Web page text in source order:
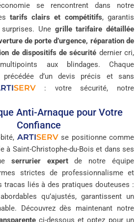
se rencontrent dans notre
tarifs clairs et compétitifs, garantis
Une grille tarifaire détaillée
de porte d’urgence, réparation de
de dispositifs de sécurité dernier cri,
aux blindages. Chaque
d’un devis précis et sans
SERV: votre sécurité, notre
Anti-Arnaque pour Votre
Confiance
ARTISERVse positionne comme
à Saint-Christophe-du-Bois et dans ses
serrurier expertde notre équipe
strictes de professionnalisme et
tracas liés à des pratiques douteuses :
qu’ajustés, garantissent un
Découvrez dès maintenant notre
ci-dessous et optez pour un